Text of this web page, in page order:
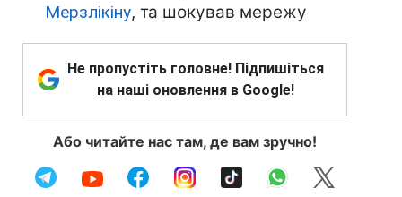
Мерзлікіну, та шокував мережу
Не пропустіть головне! Підпишіться
на наші оновлення в Google!
Або читайте нас там, де вам зручно!